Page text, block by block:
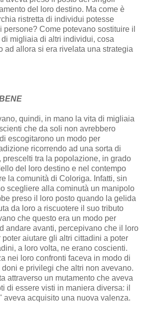
del loro destino. Ma come è
ristretta di individui potesse
persone? Come potevano sostituire il
migliaia di altri individui, cosa
ad allora si era rivelata una strategia
quindi, in mano la vita di migliaia
che da soli non avrebbero
escogitarono un modo per
ricorrendo ad una sorta di
tra la popolazione, in grado
del loro destino e nel contempo
la comunità di Coloriga. Infatti, sin
scegliere alla cominutà un manipolo
preso il loro posto quando la gelida
da loro a riscuotere il suo tributo
che questo era un modo per
andare avanti, percepivano che il loro
aiutare gli altri cittadini a poter
a loro volta, ne erano coscienti.
nei loro confronti faceva in modo di
e privilegi che altri non avevano.
attraverso un mutamento che aveva
di essere visti in maniera diversa: il
aveva acquisito una nuova valenza.